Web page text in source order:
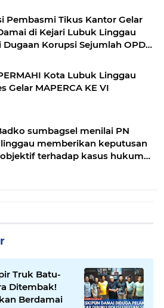
Pembasmi Tikus Kantor Gelar
di Kejari Lubuk Linggau
Dugaan Korupsi Sejumlah OPD
Kota Lubuk Linggau
Gelar MAPERCA KE VI
sumbagsel menilai PN
memberikan keputusan
terhadap kasus hukum
Truk Batu-
Ditembak!
Berdamai